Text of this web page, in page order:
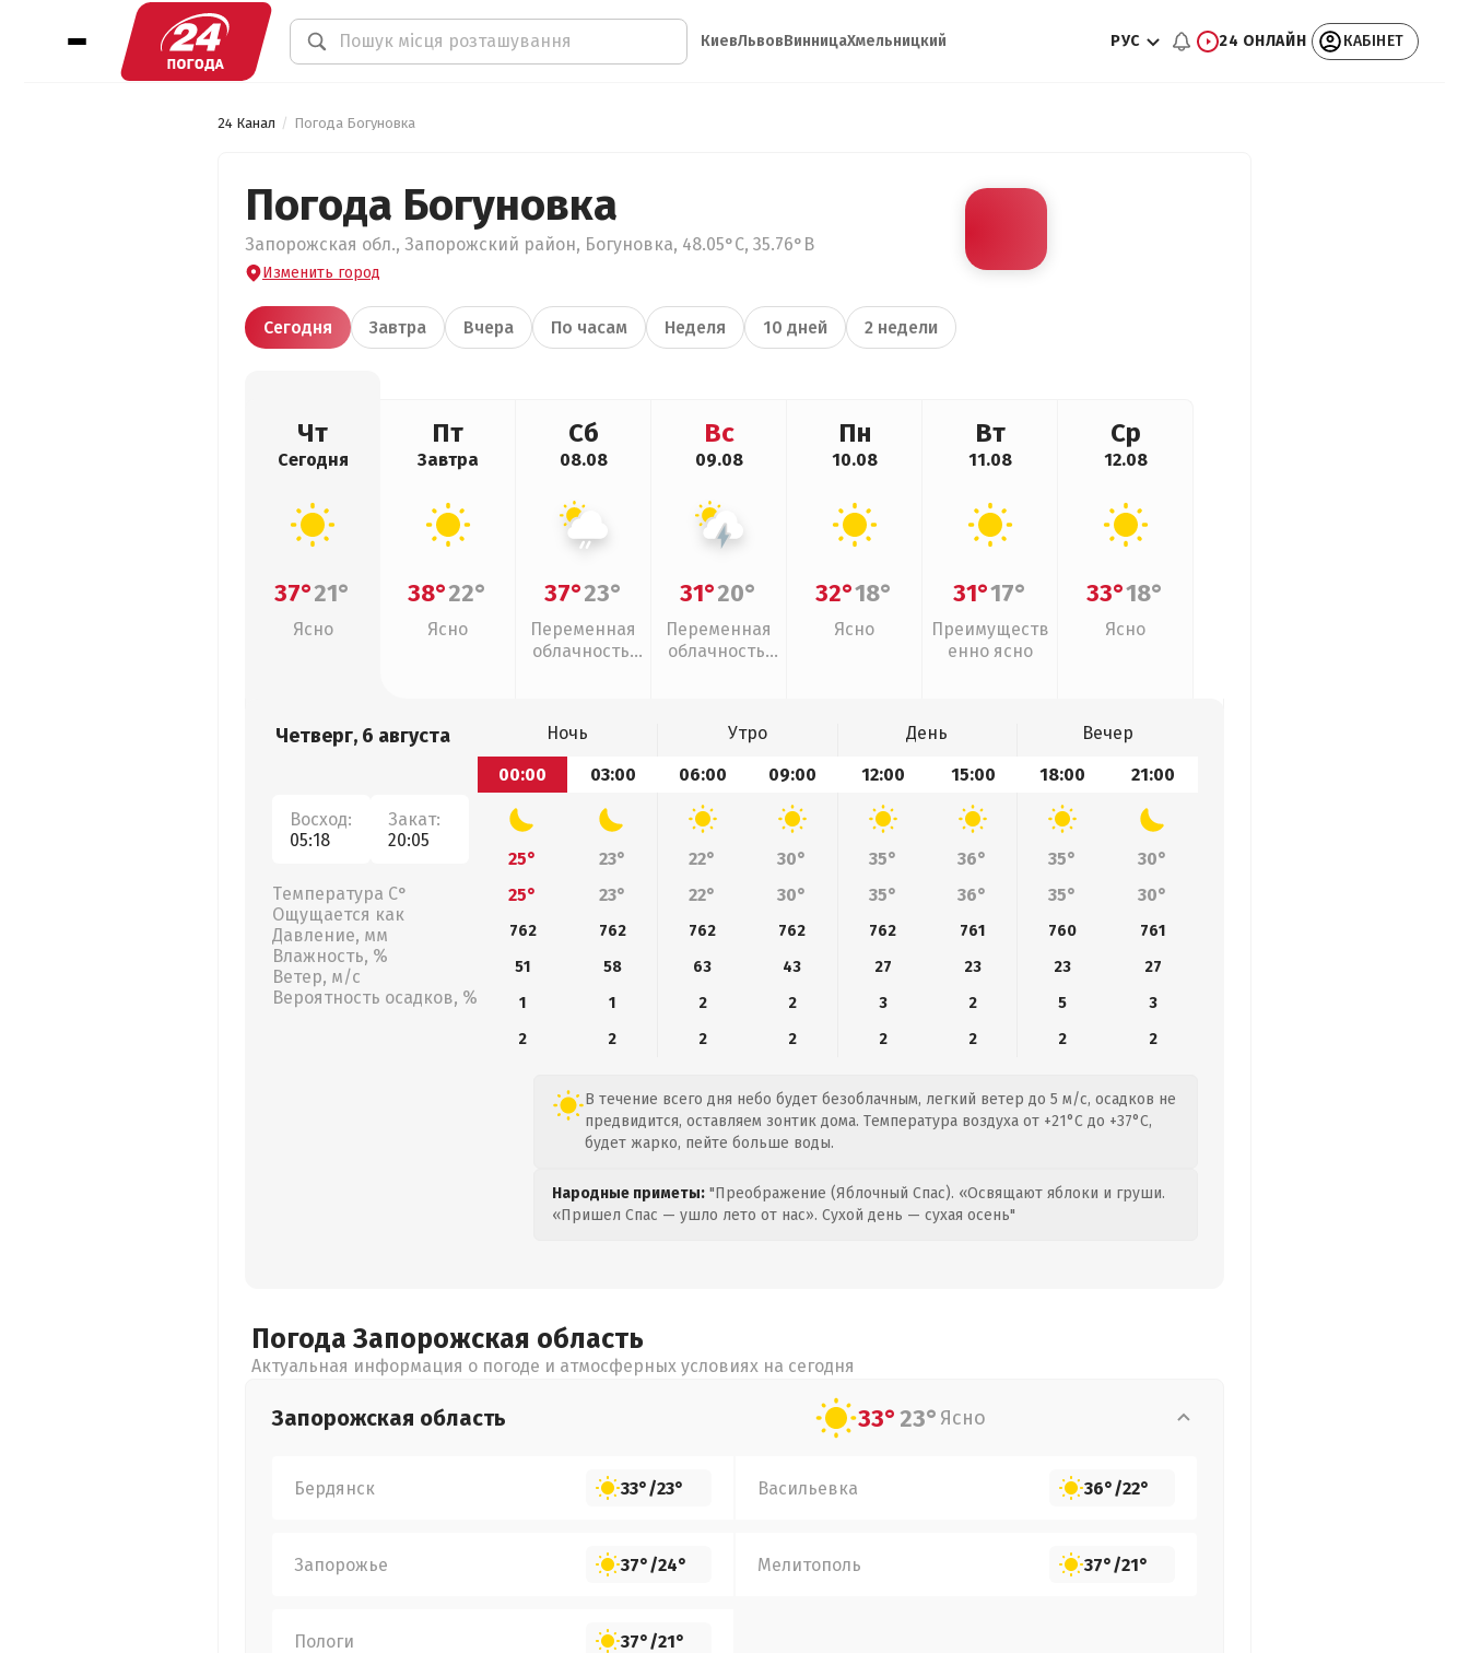
КиевЛьвовВинницаХмельницкий РУС 24 ОНЛАЙН КАБІНЕТ
24 Канал Погода Богуновка
Погода Богуновка
Запорожская обл., Запорожский район, Богуновка, 48.05°С, 35.76°В
Изменить город
Сегодня Завтра Вчера По часам Неделя 10 дней 2 недели
Чт
Сегодня
37°21°
Ясно
Пт
Завтра
38°22°
Ясно
Сб
08.08
37°23°
Переменная
облачность,
Вс
09.08
31°20°
Переменная
облачность,
Пн
10.08
32°18°
Ясно
Вт
11.08
31°17°
Преимуществ
енно ясно
Ср
12.08
33°18°
Ясно
Четверг, 6 августа
Восход:
05:18
Закат:
20:05
Температура С°
Ощущается как
Давление, мм
Влажность, %
Ветер, м/с
Вероятность осадков, %
Ночь Утро День
Вечер
00:00
03:00 06:00 09:00 12:00 15:00 18:00 21:00
25° 23° 22° 30° 35° 36° 35°
30°
25°
23° 22° 30° 35° 36° 35° 30°
762 762 762 762 762 761 760
761
51
58 63 43 27 23 23
27
1
1 2 2 3 2 5
3
2
2 2 2 2 2 2 2
В течение всего дня небо будет безоблачным, легкий ветер до 5 м/с, осадков не
предвидится, оставляем зонтик дома. Температура воздуха от +21°C до +37°C,
будет жарко, пейте больше воды.
Народные приметы: "Преображение (Яблочный Спас). «Освящают яблоки и груши.
«Пришел Спас — ушло лето от нас». Сухой день — сухая осень"
Погода Запорожская область
Актуальная информация о погоде и атмосферных условиях на сегодня
Запорожская область 33°23° Ясно
Бердянск 33°/23° Васильевка 36°/22°
Запорожье 37°/24° Мелитополь 37°/21°
Пологи 37°/21°